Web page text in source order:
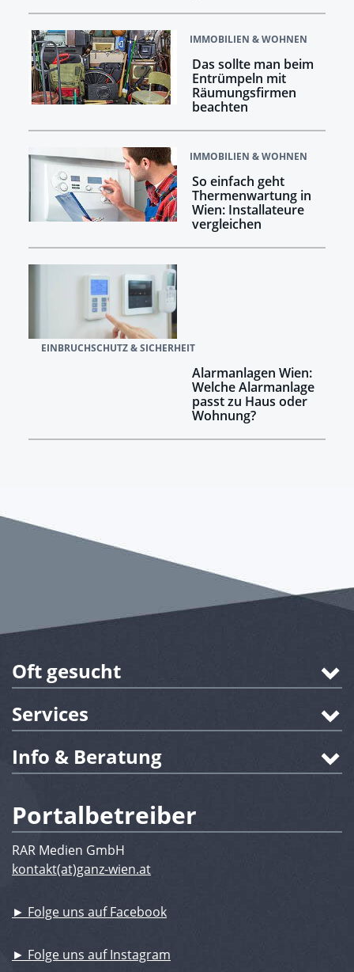
IMMOBILIEN & WOHNEN
Das sollte man beim
Entrümpeln mit
Räumungsfirmen
beachten
IMMOBILIEN & WOHNEN
So einfach geht
Thermenwartung in
Wien: Installateure
vergleichen
EINBRUCHSCHUTZ & SICHERHEIT
Alarmanlagen Wien:
Welche Alarmanlage
passt zu Haus oder
Wohnung?
Oft gesucht
Services
Info & Beratung
Portalbetreiber
RAR Medien GmbH
kontakt(at)ganz-wien.at
► Folge uns auf Facebook
► Folge uns auf Instagram